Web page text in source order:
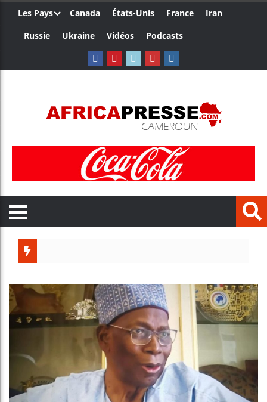
Les Pays Canada États-Unis France
Iran
Russie
Ukraine Vidéos Podcasts